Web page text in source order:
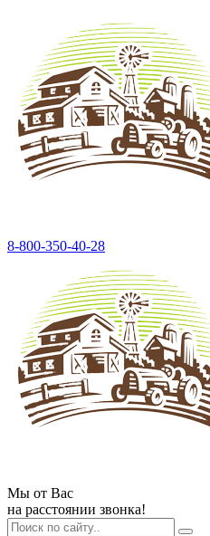
8-800-350-40-28
Мы от Вас
на расстоянии звонка!